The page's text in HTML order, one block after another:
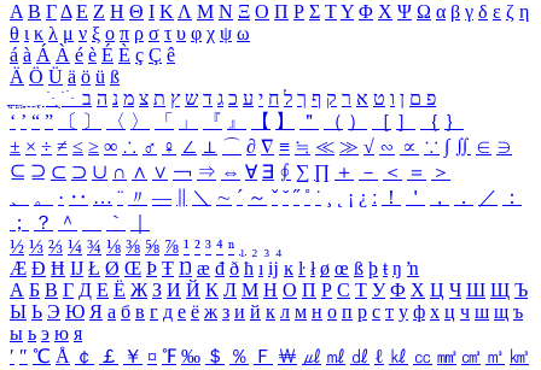
Α Β ΓΔ Ε Ζ Η Θ Ι ΚΛ Μ Ν Ξ Ο Π Ρ Σ ΤΥ Φ Χ Ψ Ω α β γ δ ε ζ η
θ ι κ λ μ ν ξ ο π ρ σ τ υ φ χ ψ ω
á à Á À é è É È ç Ç ê
Ä Ö Ü ä ö ü ß
ִֶֹ ֻּ ׁׂ פ ם ן ו ט א ר ק ף ך ל ח י ע כ ג ד ש ץ ת צ מ נ ה ב
‘ ’ “ ” 〔 〕 〈 〉 「 」 『 』 【 】 ＂ （ ） ［ ］ ｛ ｝
± × ÷ ≠ ≤ ≥ ∞ ∴ ♂ ♀ ∠ ⊥ ⌒ ∂ ∇ ≡ ≒ ≪ ≫ √ ∽ ∝ ∵ ∫ ∬ ∈ ∋
⊆ ⊇ ⊂ ⊃ ∪ ∩ ∧ ∨ ￢ ⇒ ⇔ ∀ ∃ ∮ ∑ ∏ ＋ － ＜ ＝
＞
、
。 · ‥ … ¨ 〃 ― ＼ ∼ ´ ～ ˇ ˘ ˝ ˚ ˙ ¸ ¡ ¿ ː ！ ＇ ， ． ／
：
；
？ ＾ ｀
½ ⅓ ⅔ ¼ ¾ ⅛ ⅜ ⅝ ⅞ ¹ ² ³ ⁴ ⁿ ₁ ₂ ₃ ₄
Æ Ð Ħ Ĳ Ł Ø Œ Þ Ŧ Ŋ æ đ ð ħ ı ĳ ĸ ŀ ł ø œ ß þ ŧ ŋ ŉ
А Б В Г Д Е Ё Ж З И Й К Л М Н О П Р С Т У Ф Х Ц Ч Ш Щ Ъ
Ы Ь Э Ю Я а б в г д е ё ж з и й к л м н о п р с т у ф х ц ч ш щ ъ
ы ь э ю я
′ ″ ℃ Å ￠ ￡ ￥ ¤ ℉ ‰ ＄ ％ Ｆ ￦ ㎕ ㎖ ㎗ ℓ ㎘ ㏄ ㎣ ㎤ ㎥ ㎦